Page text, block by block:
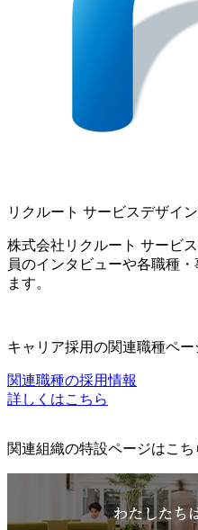
リクルート サービスデザイ
株式会社リクルート サービ
員のインタビューや各職種
ます。
キャリア採用の関連職種ペー
関連職種の採用情報
詳しくはこちら
関連組織の特設ページはこち